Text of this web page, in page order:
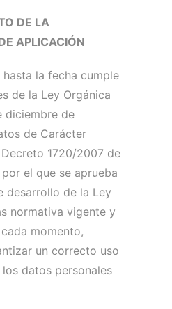
DE LA
APLICACIÓN
la fecha cumple
de la Ley Orgánica
diciembre de
de Carácter
Decreto 1720/2007 de
el que se aprueba
desarrollo de la Ley
normativa vigente y
momento,
un correcto uso
datos personales